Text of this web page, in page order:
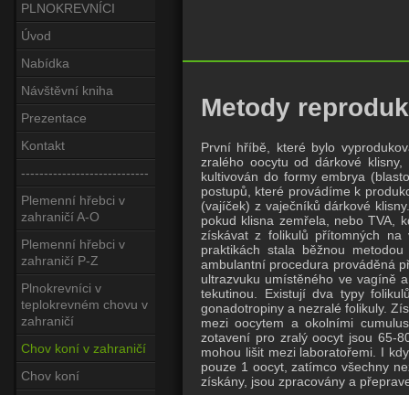
PLNOKREVNÍCI
Úvod
Nabídka
Návštěvní kniha
Prezentace
Kontakt
----------------------------
Plemenní hřebci v
zahraničí A-O
Plemenní hřebci v
zahraničí P-Z
Plnokrevníci v
teplokrevném chovu v
zahraničí
Chov koní v zahraničí
Chov koní
Metody
První hříbě, které bylo
zralého oocytu od dárkové
kultivován do formy embrya
postupů, které provádíme k
(vajíček) z vaječníků dárkové
pokud klisna zemřela, nebo TVA,
získávat z folikulů přítomných
praktikách stala běžnou
ambulantní procedura prováděná
ultrazvuku umístěného ve vagíně
tekutinou. Existují dva typy
gonadotropiny a nezralé folikuly.
mezi oocytem a okolními
zotavení pro zralý oocyt jsou 65-
mohou lišit mezi laboratořemi. I
pouze 1 oocyt, zatímco všechny
získány, jsou zpracovány a